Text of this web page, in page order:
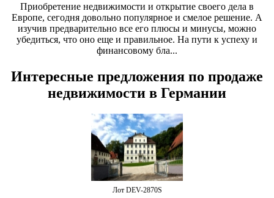
Приобретение недвижимости и открытие своего дела в
Европе, сегодня довольно популярное и смелое решение. А
изучив предварительно все его плюсы и минусы, можно
убедиться, что оно еще и правильное. На пути к успеху и
финансовому бла...
Интересные предложения по продаже
недвижимости в Германии
Лот DEV-2870S